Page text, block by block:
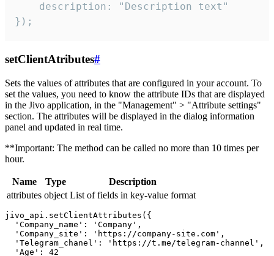
    description: "Description text"
});
setClientAtributes#
Sets the values ​​of attributes that are configured in your account. To
set the values, you need to know the attribute IDs that are displayed
in the Jivo application, in the "Management" > "Attribute settings"
section. The attributes will be displayed in the dialog information
panel and updated in real time.
**Important: The method can be called no more than 10 times per
hour.
Name Type
Description
attributes object List of fields in key-value format
jivo_api.setClientAttributes({
  'Company_name': 'Company',
  'Company_site': 'https://company-site.com',
  'Telegram_chanel': 'https://t.me/telegram-channel',
  'Age': 42